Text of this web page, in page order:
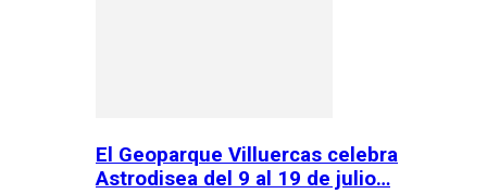
El Geoparque Villuercas celebra
Astrodisea del 9 al 19 de julio…